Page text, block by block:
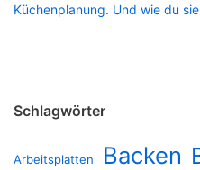
Küchenplanung. Und wie du
Schlagwörter
Arbeitsplatten Backen